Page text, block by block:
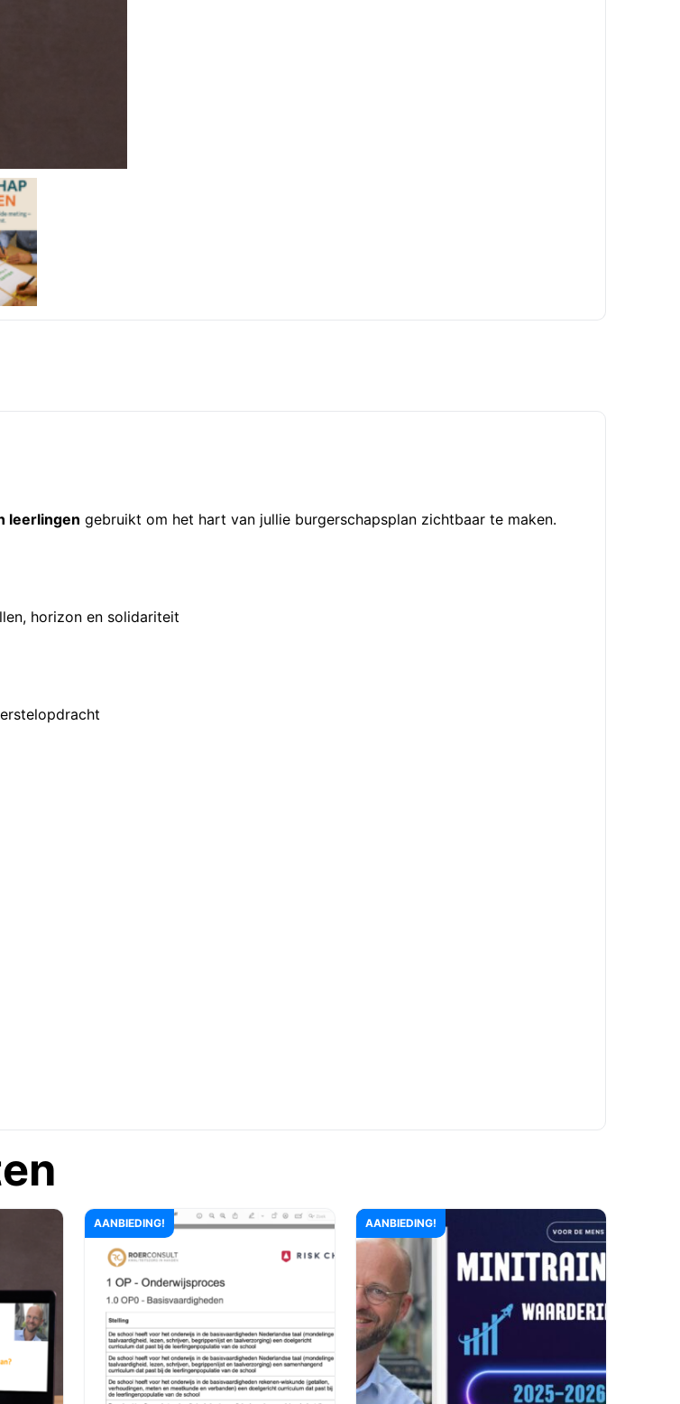
leerlingen gebruikt om het hart van jullie burgerschapsplan zichtbaar te maken.
horizon en solidariteit
AANBIEDING! AANBIEDING!